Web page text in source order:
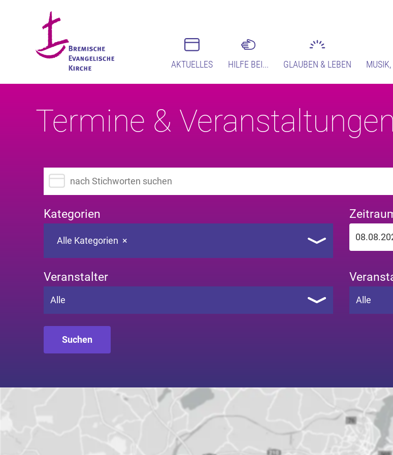
AKTUELLES HILFE BEI... GLAUBEN & LEBEN
Termine & Veranstaltungen
Suchbegriff eingeben
Kategorien
×
Alle Kategorien
Veranstalter
Alle Alle